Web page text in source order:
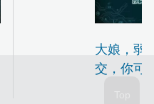
大娘，弱
交，你可